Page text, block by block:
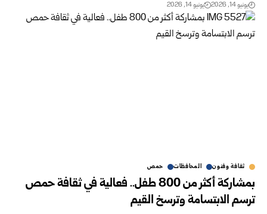
يونيو 14, 2026 يونيو 14, 2026
ثقافة وفنون المحافظات حمص
بمشاركة أكثر من 800 طفل.. فعالية في ثقافة حمص
‏ترسم الابتسامة وترسخ القيم‎